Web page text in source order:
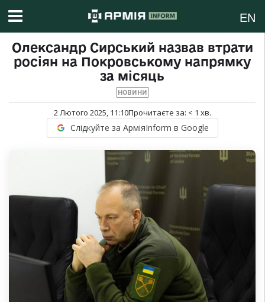
EN
Олександр Сирський назвав втрати
росіян на Покровському напрямку
за місяць
НОВИНИ
2 Лютого 2025, 11:10Прочитаєте за: < 1 хв.
Слідкуйте за АрміяInform в Google